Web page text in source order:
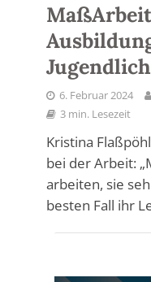
6. Februar 2024
3 min. Lesezeit
Kristina
bei der Arbeit:
arbeiten, sie
besten Fall ihr